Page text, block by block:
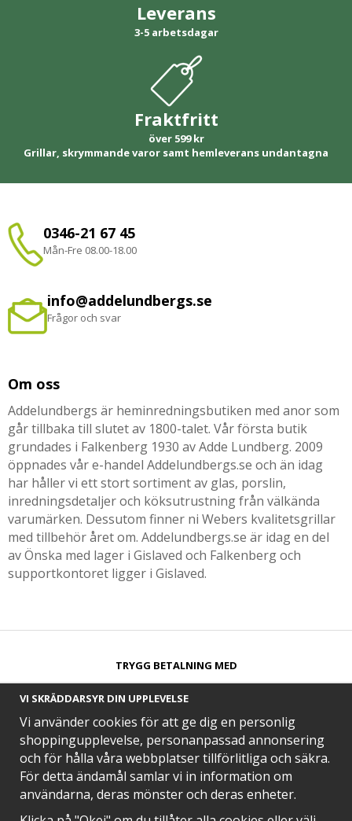
Leverans
3-5 arbetsdagar
Fraktfritt
över 599 kr
Grillar, skrymmande varor samt hemleverans undantagna
0346-21 67 45
Mån-Fre 08.00-18.00
info@addelundbergs.se
Frågor och svar
Om oss
Addelundbergs är heminredningsbutiken med anor som
går tillbaka till slutet av 1800-talet. Vår första butik
grundades i Falkenberg 1930 av Adde Lundberg. 2009
öppnades vår e-handel Addelundbergs.se och än idag
har håller vi ett stort sortiment av glas, porslin,
inredningsdetaljer och köksutrustning från välkända
varumärken. Dessutom finner ni Webers kvalitetsgrillar
med tillbehör året om. Addelundbergs.se är idag en del
av Önska med lager i Gislaved och Falkenberg och
supportkontoret ligger i Gislaved.
TRYGG BETALNING MED​
SNABB LEVERANS MED
VI SKRÄDDARSYR DIN UPPLEVELSE
Vi använder cookies för att ge dig en personlig
shoppingupplevelse, personanpassad annonsering
och för hålla våra webbplatser tillförlitliga och säkra.
För detta ändamål samlar vi in information om
användarna, deras mönster och deras enheter.